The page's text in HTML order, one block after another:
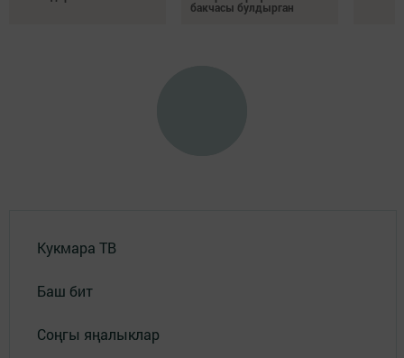
бакчасы булдырган
Кукмара ТВ
Баш бит
Соңгы яңалыклар